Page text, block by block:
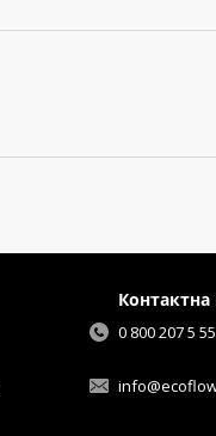
Контактна
0 800 207 5 55